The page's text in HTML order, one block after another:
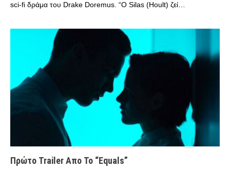
sci-fi δράμα του Drake Doremus. “Ο Silas (Hoult) ζεί…
Πρώτο Trailer Απο Το “Equals”